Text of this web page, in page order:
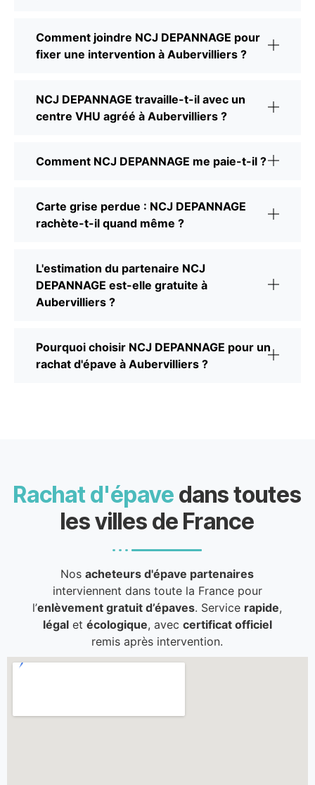
Comment joindre NCJ DEPANNAGE pour
fixer une intervention à Aubervilliers ?
NCJ DEPANNAGE travaille-t-il avec un
centre VHU agréé à Aubervilliers ?
Comment NCJ DEPANNAGE me paie-t-il ?
Carte grise perdue : NCJ DEPANNAGE
rachète-t-il quand même ?
L'estimation du partenaire NCJ
DEPANNAGE est-elle gratuite à
Aubervilliers ?
Pourquoi choisir NCJ DEPANNAGE pour un
rachat d'épave à Aubervilliers ?
Rachat d'épave dans toutes
les villes de France
Nosacheteurs d'épave partenaires
interviennent dans toute la France pour
l’enlèvement gratuit d’épaves. Service rapide,
légalet écologique, avec certificat officiel
remis après intervention.